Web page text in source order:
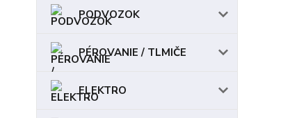
PODVOZOK
PÉROVANIE / TLMIČE
ELEKTRO